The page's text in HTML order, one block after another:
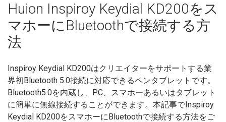
Huion Inspiroy Keydial KD200をス
マホーにBluetoothで接続する方
法
Inspiroy Keydial KD200はクリエイターをサポートする業
界初Bluetooth 5.0接続に対応できるペンタブレットです。
Bluetooth5.0を内蔵し、PC、スマホーあるいはタブレット
に簡単に無線接続することができます。本記事でInspiroy
Keydial KD200をスマホーにBluetoothで接続する方法をご